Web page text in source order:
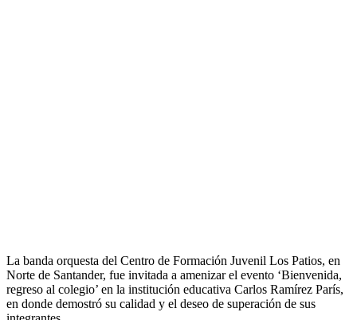
La banda orquesta del Centro de Formación Juvenil Los Patios, en
Norte de Santander, fue invitada a amenizar el evento ‘Bienvenida,
regreso al colegio’ en la institución educativa Carlos Ramírez París,
en donde demostró su calidad y el deseo de superación de sus